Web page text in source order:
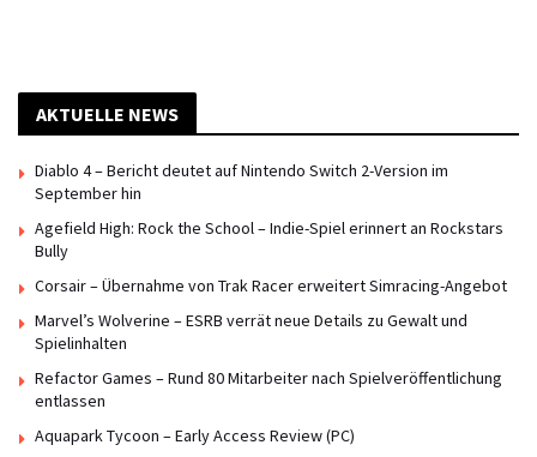
AKTUELLE NEWS
Diablo 4 – Bericht deutet auf Nintendo Switch 2-Version im
September hin
Agefield High: Rock the School – Indie-Spiel erinnert an Rockstars
Bully
Corsair – Übernahme von Trak Racer erweitert Simracing-Angebot
Marvel’s Wolverine – ESRB verrät neue Details zu Gewalt und
Spielinhalten
Refactor Games – Rund 80 Mitarbeiter nach Spielveröffentlichung
entlassen
Aquapark Tycoon – Early Access Review (PC)